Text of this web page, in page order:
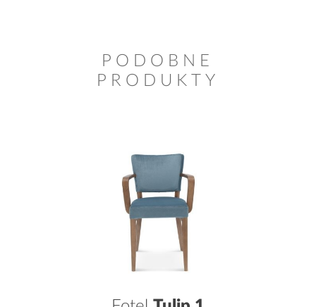
PODOBNE
PRODUKTY